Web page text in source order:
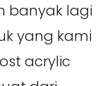
banyak lagi
yang kami
acrylic